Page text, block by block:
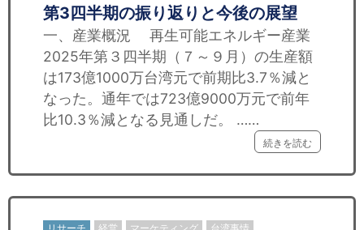
第3四半期の振り返りと今後の展望
一、産業概況 再生可能エネルギー産業
2025年第３四半期（７～９月）の生産額
は173億1000万台湾元で前期比3.7％減と
なった。通年では723億9000万元で前年
比10.3％減となる見通しだ。 ……
続きを読む